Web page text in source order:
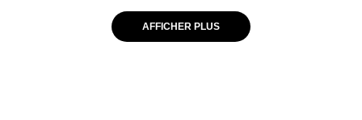
AFFICHER PLUS